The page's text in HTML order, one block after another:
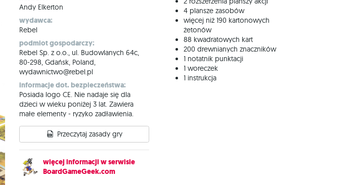
Andy Elkerton
wydawca:
Rebel
podmiot gospodarczy:
Rebel Sp. z o.o., ul. Budowlanych 64c,
80-298, Gdańsk, Poland,
wydawnictwo@rebel.pl
informacje dot. bezpieczeństwa:
Posiada logo CE. Nie nadaje się dla
dzieci w wieku poniżej 3 lat. Zawiera
małe elementy - ryzyko zadławienia.
Przeczytaj zasady gry
więcej informacji w serwisie
BoardGameGeek.com
4 plansze zasobów
więcej niż 190 kartonowych
żetonów
88 kwadratowych kart
200 drewnianych znaczników
1 notatnik punktacji
1 woreczek
1 instrukcja